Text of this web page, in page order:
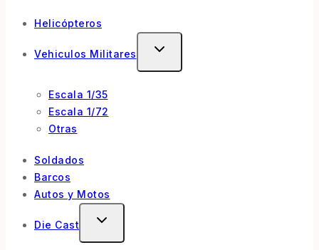
Helicópteros
Vehiculos Militares
Escala 1/35
Escala 1/72
Otras
Soldados
Barcos
Autos y Motos
Die Cast